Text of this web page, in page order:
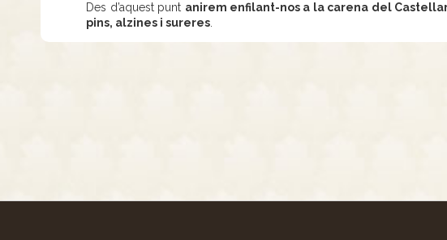
Des d’aquest punt anirem enfilant-nos a la carena del
pins, alzines i sureres